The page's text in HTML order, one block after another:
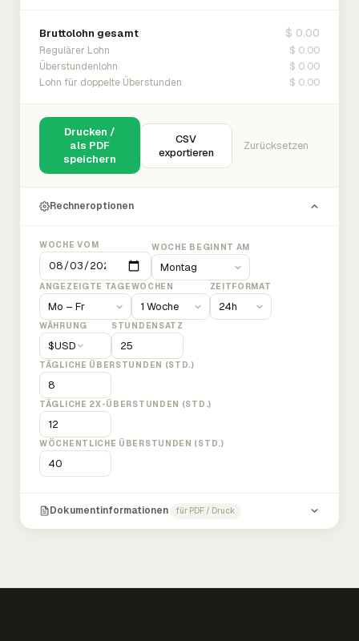
Bruttolohn gesamt $ 0.00
Regulärer Lohn $ 0.00
Überstundenlohn $ 0.00
Lohn für doppelte Überstunden $ 0.00
Drucken /
als PDF
speichern
CSV
exportieren
Zurücksetzen
Rechneroptionen
WOCHE VOM WOCHE BEGINNT AM
ANGEZEIGTE TAGEWOCHEN ZEITFORMAT
WÄHRUNG
$USD
STUNDENSATZ
TÄGLICHE ÜBERSTUNDEN (STD.)
TÄGLICHE 2X-ÜBERSTUNDEN (STD.)
WÖCHENTLICHE ÜBERSTUNDEN (STD.)
Dokumentinformationen für PDF / Druck